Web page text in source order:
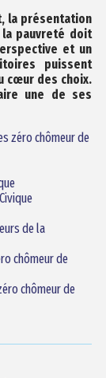
la présentation
pauvreté doit
et un
puissent
cœur des choix.
une de ses
zéro chômeur de
de la
chômeur de
chômeur de